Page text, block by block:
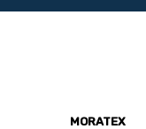
MORATEX